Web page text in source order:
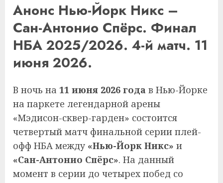
Анонс Нью-Йорк Никс –
Сан-Антонио Спёрс. Финал
НБА 2025/2026. 4-й матч. 11
июня 2026.
В ночь на 11 июня 2026 года в Нью-Йорке
на паркете легендарной арены
«Мэдисон-сквер-гарден» состоится
четвертый матч финальной серии плей-
офф НБА между «Нью-Йорк Никс» и
«Сан-Антонио Спёрс». На данный
момент в серии до четырех побед со